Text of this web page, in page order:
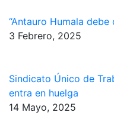
“Antauro Humala debe
3 Febrero, 2025
Sindicato Único de
entra en huelga
14 Mayo, 2025